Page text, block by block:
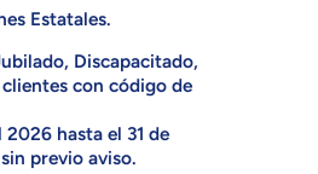
Estatales.
Discapacitado,
con código de
hasta el 31 de
previo aviso.